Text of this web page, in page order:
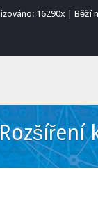
16290x | Běží
Rozšíření